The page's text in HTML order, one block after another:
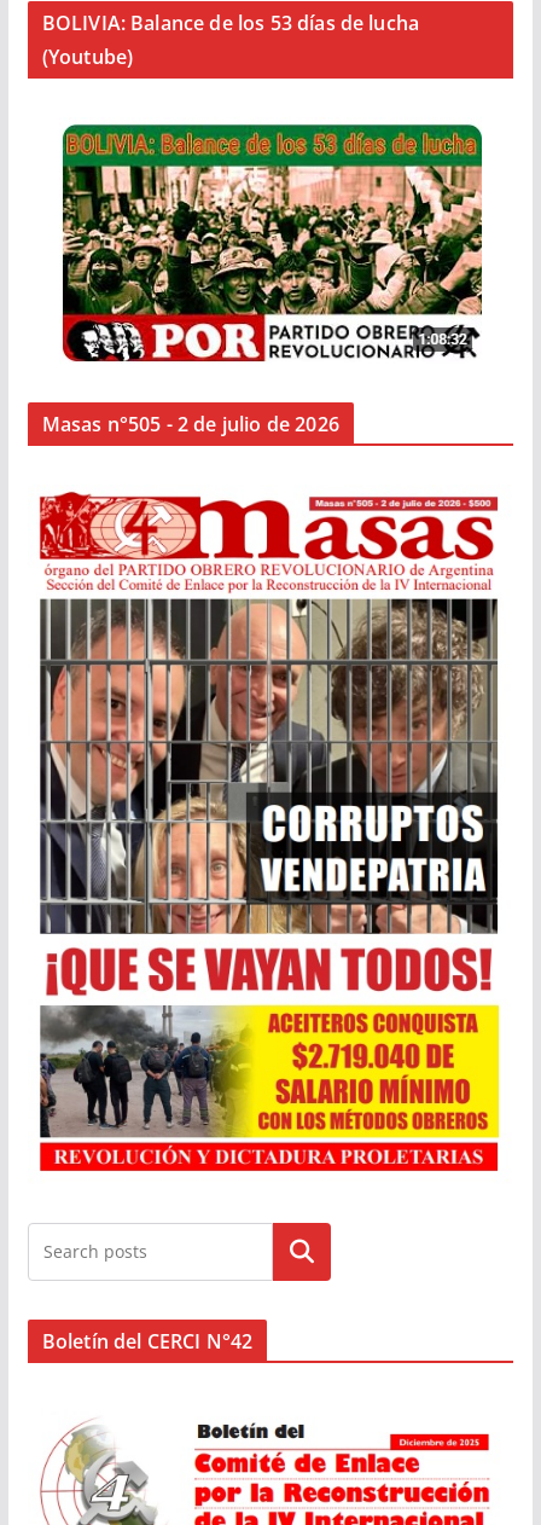
BOLIVIA: Balance de los 53 días de lucha
(Youtube)
Masas n°505 - 2 de julio de 2026
Buscar
Boletín del CERCI N°42